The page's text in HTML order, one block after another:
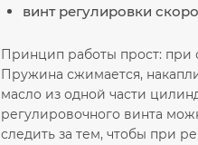
винт регулировки
Принцип работы прост: при
Пружина сжимается,
масло из одной части
регулировочного винта
следить за тем, чтобы при